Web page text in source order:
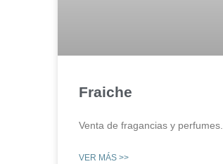
Fraiche
Venta de fragancias y perfumes.
VER MÁS >>